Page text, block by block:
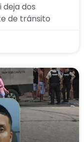
dos
de tránsito